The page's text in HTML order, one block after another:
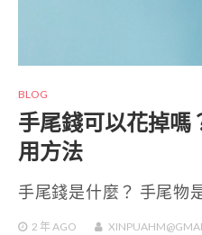
BLOG
手尾錢可以花掉嗎
用方法
手尾錢是什麼？ 手尾物
2 年 AGO